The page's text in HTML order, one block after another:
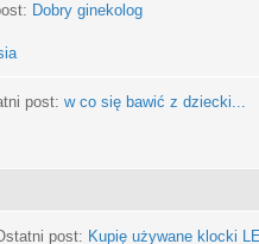
Dobry ginekolog
post: w co się bawić z dziecki...
post: Kupię używane klocki